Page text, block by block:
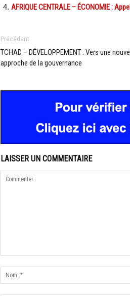
AFRIQUE CENTRALE – ÉCONOMIE :
Précédent
TCHAD – DÉVELOPPEMENT : Vers une
approche de la gouvernance
LAISSER UN COMMENTAIRE